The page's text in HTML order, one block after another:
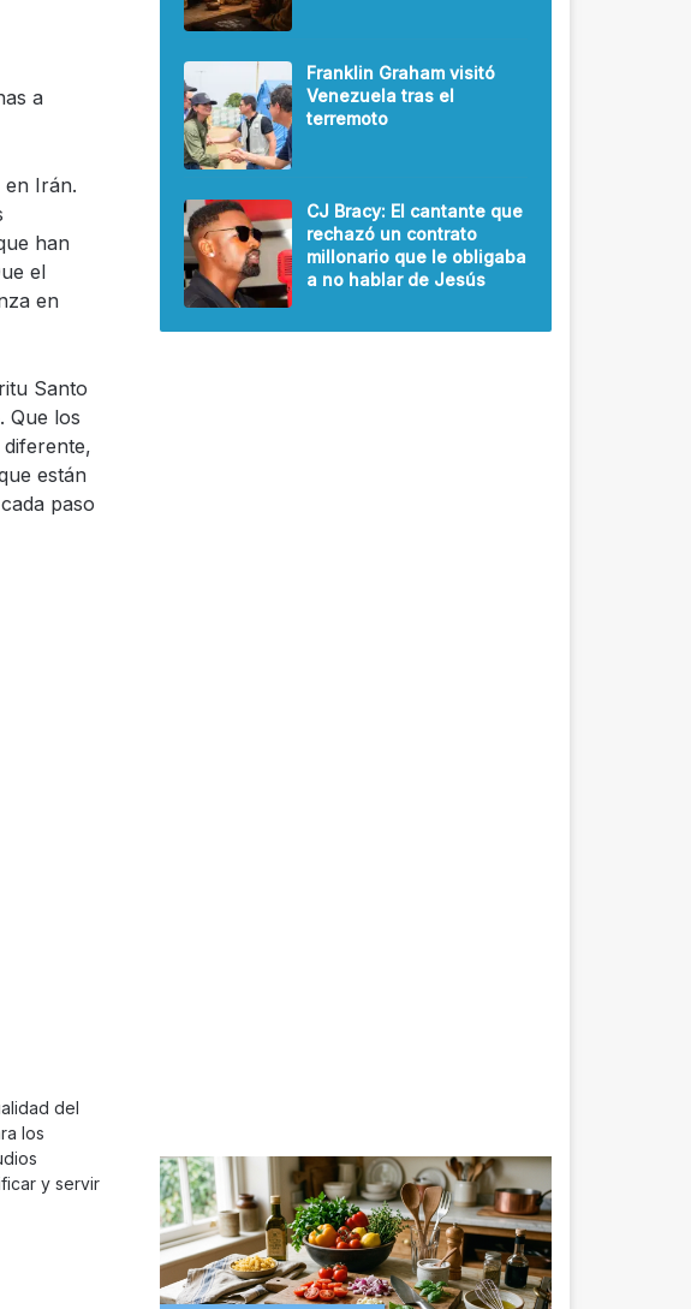
a
en Irán.
han
el
en
Santo
Que los
están
paso
del
los
y servir
Franklin Graham visitó
Venezuela tras el
terremoto
CJ Bracy: El cantante que
rechazó un contrato
millonario que le obligaba
a no hablar de Jesús